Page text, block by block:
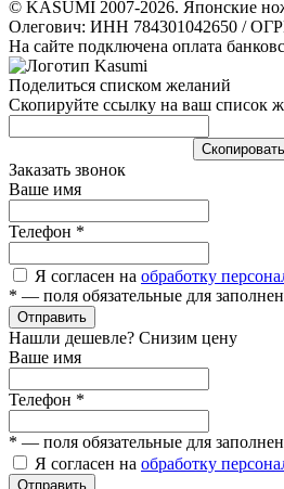
© KASUMI 2007-2026. Японские
Олегович: ИНН 784301042650 /
На сайте подключена оплата
Поделиться списком желаний
Скопируйте ссылку на ваш список
Cкопировать
Заказать звонок
Ваше имя
Телефон *
Я согласен на обработку
* — поля обязательные для
Отправить
Нашли дешевле? Снизим цену
Ваше имя
Телефон *
* — поля обязательные для
Я согласен на обработку
Отправить